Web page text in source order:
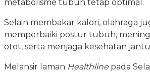
metabolisme tubuh tetap optimal.
Selain membakar kalori, olahraga
memperbaiki postur tubuh,
otot, serta menjaga kesehatan
Melansir laman Healthline pada